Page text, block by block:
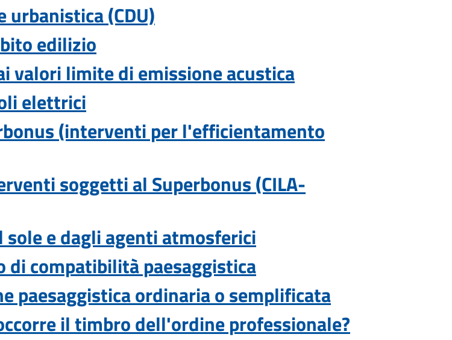
(CDU)
edilizio
valori limite di emissione acustica
elettrici
(interventi per l'efficientamento
soggetti al Superbonus (CILA-
e dagli agenti atmosferici
di compatibilità paesaggistica
paesaggistica ordinaria o semplificata
il timbro dell'ordine professionale?